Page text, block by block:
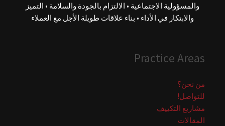
والمسؤولية الاجتماعية • الالتزام بالجودة والسلامة • التميز
والابتكار في الأداء • بناء علاقات طويلة الأجل مع العملاء
Practice Areas
من نحن؟
للتواصل!
مشاريع التكييف
المقالات